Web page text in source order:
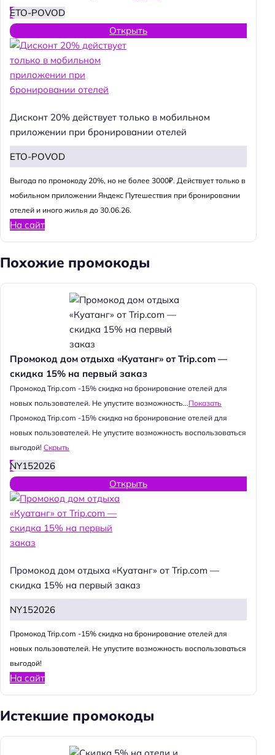
ETO-POVOD
Открыть
Дисконт 20% действует только в мобильном
приложении при бронировании отелей
ETO-POVOD
Выгода по промокоду 20%, но не более 3000₽. Действует только в
мобильном приложении Яндекс Путешествия при бронировании
отелей и иного жилья до 30.06.26.
На сайт
Похожие промокоды
Промокод дом отдыха «Куатанг» от Trip.com —
скидка 15% на первый заказ
Промокод Trip.com -15% скидка на бронирование отелей для
новых пользователей. Не упустите возможность...Показать
Промокод Trip.com -15% скидка на бронирование отелей для
новых пользователей. Не упустите возможность воспользоваться
выгодой! Скрыть
NY152026
Открыть
Промокод дом отдыха «Куатанг» от Trip.com —
скидка 15% на первый заказ
NY152026
Промокод Trip.com -15% скидка на бронирование отелей для
новых пользователей. Не упустите возможность воспользоваться
выгодой!
На сайт
Истекшие промокоды